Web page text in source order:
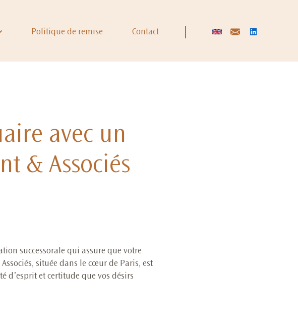
Politique de remise Contact
avec un
& Associés
successorale qui assure que votre
située dans le cœur de Paris, est
d’esprit et certitude que vos désirs